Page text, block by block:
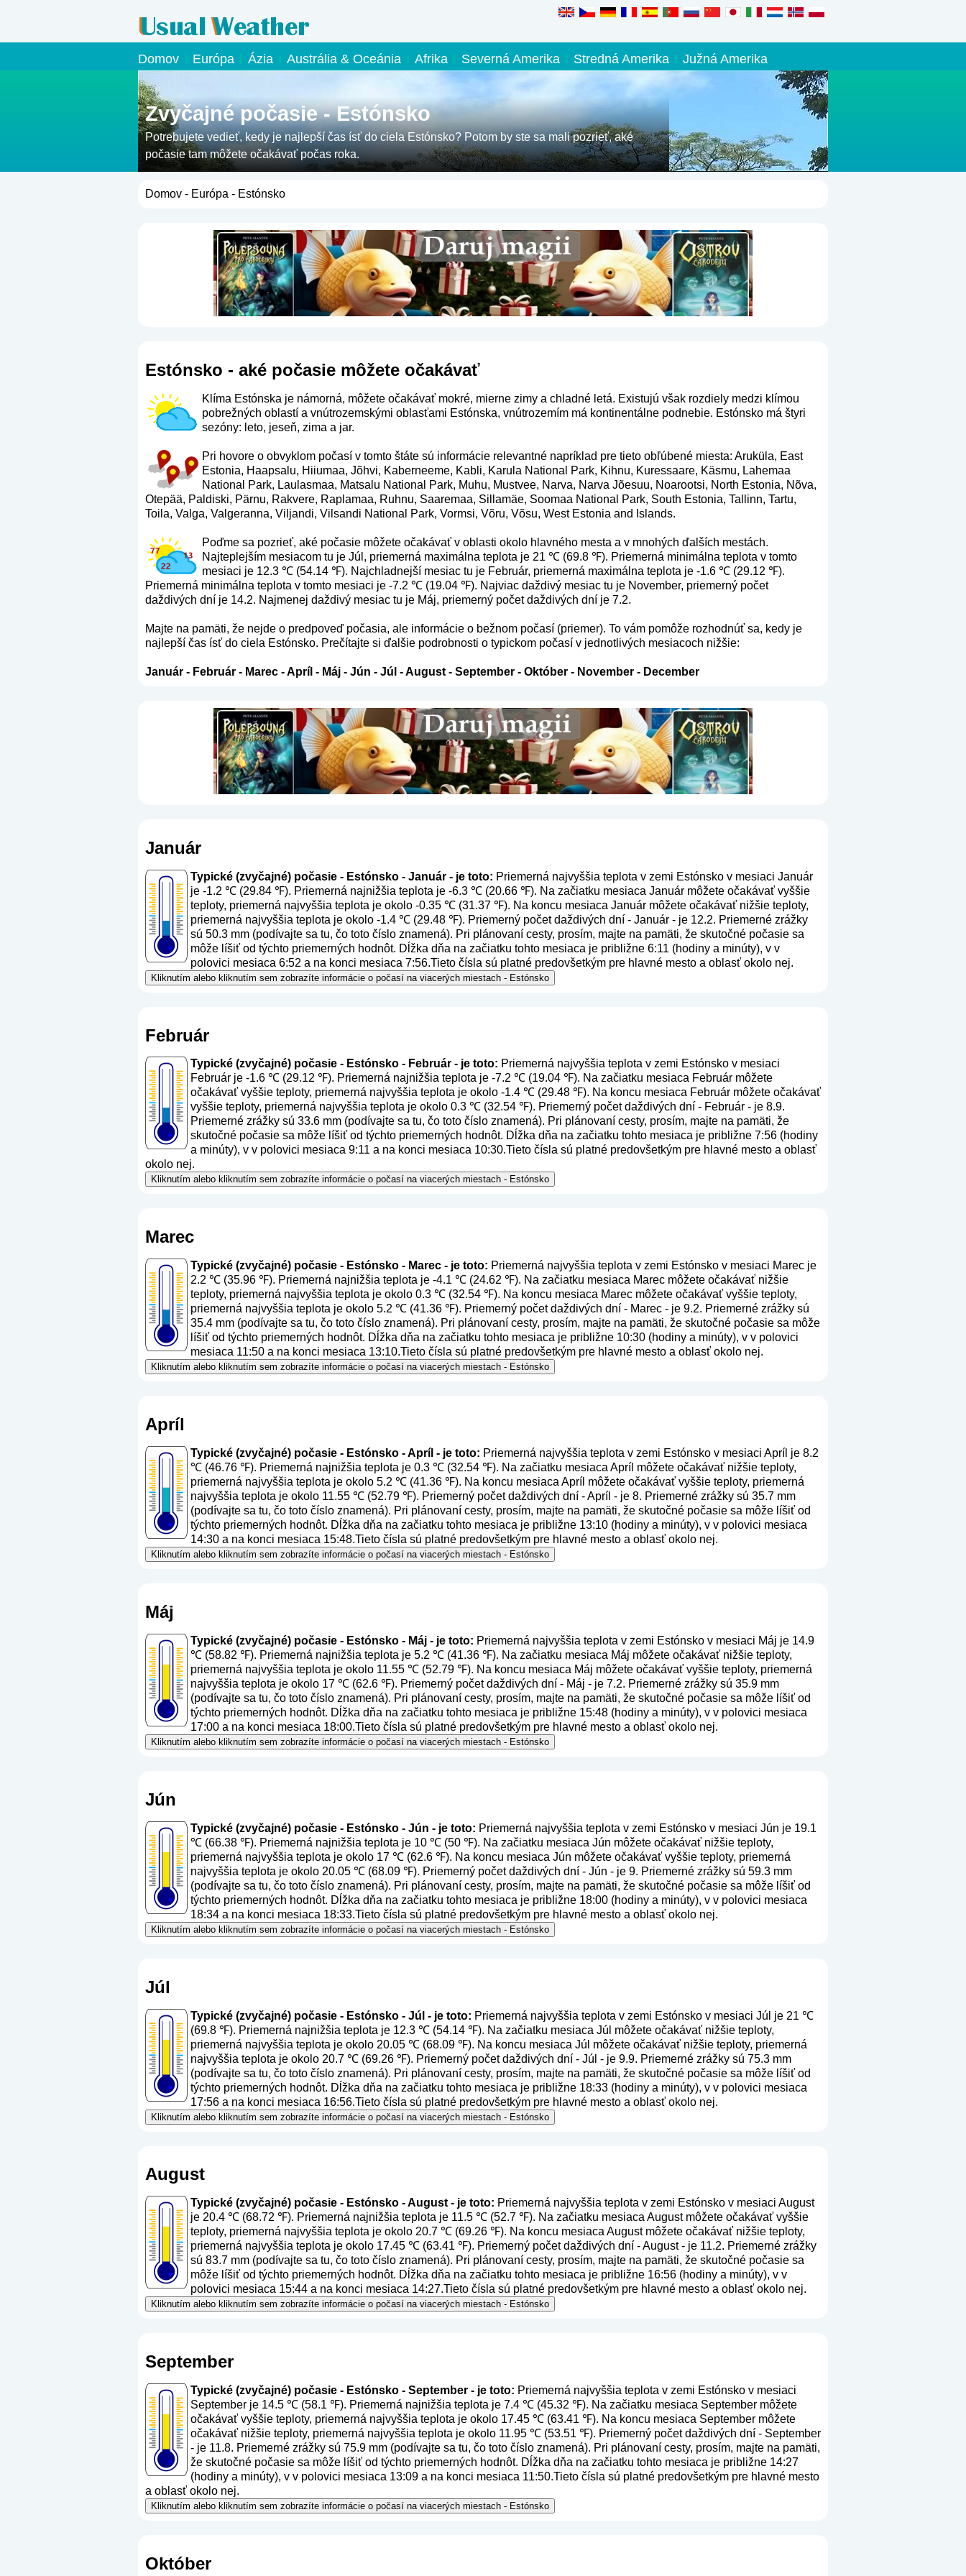
Domov Európa Ázia Austrália & Oceánia Afrika Severná Amerika Stredná Amerika Južná Amerika
Zvyčajné počasie - Estónsko
Potrebujete vedieť, kedy je najlepší čas ísť do ciela Estónsko? Potom by ste sa mali pozrieť, aké
počasie tam môžete očakávať počas roka.
Domov- Európa - Estónsko
Estónsko - aké počasie môžete očakávať
Klíma Estónska je námorná, môžete očakávať mokré, mierne zimy a chladné letá. Existujú však rozdiely medzi klímou
pobrežných oblastí a vnútrozemskými oblasťami Estónska, vnútrozemím má kontinentálne podnebie. Estónsko má štyri
sezóny: leto, jeseň, zima a jar.
Pri hovore o obvyklom počasí v tomto štáte sú informácie relevantné napríklad pre tieto obľúbené miesta: Aruküla, East
Estonia, Haapsalu, Hiiumaa, Jõhvi, Kaberneeme, Kabli, Karula National Park, Kihnu, Kuressaare, Käsmu, Lahemaa
National Park, Laulasmaa, Matsalu National Park, Muhu, Mustvee, Narva, Narva Jõesuu, Noarootsi, North Estonia, Nõva,
Otepää, Paldiski, Pärnu, Rakvere, Raplamaa, Ruhnu, Saaremaa, Sillamäe, Soomaa National Park, South Estonia, Tallinn, Tartu,
Toila, Valga, Valgeranna, Viljandi, Vilsandi National Park, Vormsi, Võru, Võsu, West Estonia and Islands.
Poďme sa pozrieť, aké počasie môžete očakávať v oblasti okolo hlavného mesta a v mnohých ďalších mestách.
Najteplejším mesiacom tu je Júl, priemerná maximálna teplota je 21 ℃ (69.8 ℉). Priemerná minimálna teplota v tomto
mesiaci je 12.3 ℃ (54.14 ℉). Najchladnejší mesiac tu je Február, priemerná maximálna teplota je -1.6 ℃ (29.12 ℉).
Priemerná minimálna teplota v tomto mesiaci je -7.2 ℃ (19.04 ℉). Najviac daždivý mesiac tu je November, priemerný počet
daždivých dní je 14.2. Najmenej daždivý mesiac tu je Máj, priemerný počet daždivých dní je 7.2.
Majte na pamäti, že nejde o predpoveď počasia, ale informácie o bežnom počasí (priemer). To vám pomôže rozhodnúť sa, kedy je
najlepší čas ísť do ciela Estónsko. Prečítajte si ďalšie podrobnosti o typickom počasí v jednotlivých mesiacoch nižšie:
Január- Február- Marec-Apríl - Máj- Jún - Júl -August- September- Október- November- December
Január
Typické (zvyčajné) počasie - Estónsko - Január - je toto: Priemerná najvyššia teplota v zemi Estónsko v mesiaci Január
je -1.2 ℃ (29.84 ℉). Priemerná najnižšia teplota je -6.3 ℃ (20.66 ℉). Na začiatku mesiaca Január môžete očakávať vyššie
teploty, priemerná najvyššia teplota je okolo -0.35 ℃ (31.37 ℉). Na koncu mesiaca Január môžete očakávať nižšie teploty,
priemerná najvyššia teplota je okolo -1.4 ℃ (29.48 ℉). Priemerný počet daždivých dní - Január - je 12.2. Priemerné zrážky
sú 50.3 mm (podívajte sa tu, čo toto číslo znamená). Pri plánovaní cesty, prosím, majte na pamäti, že skutočné počasie sa
môže líšiť od týchto priemerných hodnôt. Dĺžka dňa na začiatku tohto mesiaca je približne 6:11 (hodiny a minúty), v v
polovici mesiaca 6:52 a na konci mesiaca 7:56.Tieto čísla sú platné predovšetkým pre hlavné mesto a oblasť okolo nej.
Kliknutím alebo kliknutím sem zobrazíte informácie o počasí na viacerých miestach - Estónsko
Február
Typické (zvyčajné) počasie - Estónsko - Február - je toto: Priemerná najvyššia teplota v zemi Estónsko v mesiaci
Február je -1.6 ℃ (29.12 ℉). Priemerná najnižšia teplota je -7.2 ℃ (19.04 ℉). Na začiatku mesiaca Február môžete
očakávať vyššie teploty, priemerná najvyššia teplota je okolo -1.4 ℃ (29.48 ℉). Na koncu mesiaca Február môžete očakávať
vyššie teploty, priemerná najvyššia teplota je okolo 0.3 ℃ (32.54 ℉). Priemerný počet daždivých dní - Február - je 8.9.
Priemerné zrážky sú 33.6 mm (podívajte sa tu, čo toto číslo znamená). Pri plánovaní cesty, prosím, majte na pamäti, že
skutočné počasie sa môže líšiť od týchto priemerných hodnôt. Dĺžka dňa na začiatku tohto mesiaca je približne 7:56 (hodiny
a minúty), v v polovici mesiaca 9:11 a na konci mesiaca 10:30.Tieto čísla sú platné predovšetkým pre hlavné mesto a oblasť
okolo nej.
Kliknutím alebo kliknutím sem zobrazíte informácie o počasí na viacerých miestach - Estónsko
Marec
Typické (zvyčajné) počasie - Estónsko - Marec - je toto: Priemerná najvyššia teplota v zemi Estónsko v mesiaci Marec je
2.2 ℃ (35.96 ℉). Priemerná najnižšia teplota je -4.1 ℃ (24.62 ℉). Na začiatku mesiaca Marec môžete očakávať nižšie
teploty, priemerná najvyššia teplota je okolo 0.3 ℃ (32.54 ℉). Na koncu mesiaca Marec môžete očakávať vyššie teploty,
priemerná najvyššia teplota je okolo 5.2 ℃ (41.36 ℉). Priemerný počet daždivých dní - Marec - je 9.2. Priemerné zrážky sú
35.4 mm (podívajte sa tu, čo toto číslo znamená). Pri plánovaní cesty, prosím, majte na pamäti, že skutočné počasie sa môže
líšiť od týchto priemerných hodnôt. Dĺžka dňa na začiatku tohto mesiaca je približne 10:30 (hodiny a minúty), v v polovici
mesiaca 11:50 a na konci mesiaca 13:10.Tieto čísla sú platné predovšetkým pre hlavné mesto a oblasť okolo nej.
Kliknutím alebo kliknutím sem zobrazíte informácie o počasí na viacerých miestach - Estónsko
Apríl
Typické (zvyčajné) počasie - Estónsko - Apríl - je toto: Priemerná najvyššia teplota v zemi Estónsko v mesiaci Apríl je 8.2
℃ (46.76 ℉). Priemerná najnižšia teplota je 0.3 ℃ (32.54 ℉). Na začiatku mesiaca Apríl môžete očakávať nižšie teploty,
priemerná najvyššia teplota je okolo 5.2 ℃ (41.36 ℉). Na koncu mesiaca Apríl môžete očakávať vyššie teploty, priemerná
najvyššia teplota je okolo 11.55 ℃ (52.79 ℉). Priemerný počet daždivých dní - Apríl - je 8. Priemerné zrážky sú 35.7 mm
(podívajte sa tu, čo toto číslo znamená). Pri plánovaní cesty, prosím, majte na pamäti, že skutočné počasie sa môže líšiť od
týchto priemerných hodnôt. Dĺžka dňa na začiatku tohto mesiaca je približne 13:10 (hodiny a minúty), v v polovici mesiaca
14:30 a na konci mesiaca 15:48.Tieto čísla sú platné predovšetkým pre hlavné mesto a oblasť okolo nej.
Kliknutím alebo kliknutím sem zobrazíte informácie o počasí na viacerých miestach - Estónsko
Máj
Typické (zvyčajné) počasie - Estónsko - Máj - je toto: Priemerná najvyššia teplota v zemi Estónsko v mesiaci Máj je 14.9
℃ (58.82 ℉). Priemerná najnižšia teplota je 5.2 ℃ (41.36 ℉). Na začiatku mesiaca Máj môžete očakávať nižšie teploty,
priemerná najvyššia teplota je okolo 11.55 ℃ (52.79 ℉). Na koncu mesiaca Máj môžete očakávať vyššie teploty, priemerná
najvyššia teplota je okolo 17 ℃ (62.6 ℉). Priemerný počet daždivých dní - Máj - je 7.2. Priemerné zrážky sú 35.9 mm
(podívajte sa tu, čo toto číslo znamená). Pri plánovaní cesty, prosím, majte na pamäti, že skutočné počasie sa môže líšiť od
týchto priemerných hodnôt. Dĺžka dňa na začiatku tohto mesiaca je približne 15:48 (hodiny a minúty), v v polovici mesiaca
17:00 a na konci mesiaca 18:00.Tieto čísla sú platné predovšetkým pre hlavné mesto a oblasť okolo nej.
Kliknutím alebo kliknutím sem zobrazíte informácie o počasí na viacerých miestach - Estónsko
Jún
Typické (zvyčajné) počasie - Estónsko - Jún - je toto: Priemerná najvyššia teplota v zemi Estónsko v mesiaci Jún je 19.1
℃ (66.38 ℉). Priemerná najnižšia teplota je 10 ℃ (50 ℉). Na začiatku mesiaca Jún môžete očakávať nižšie teploty,
priemerná najvyššia teplota je okolo 17 ℃ (62.6 ℉). Na koncu mesiaca Jún môžete očakávať vyššie teploty, priemerná
najvyššia teplota je okolo 20.05 ℃ (68.09 ℉). Priemerný počet daždivých dní - Jún - je 9. Priemerné zrážky sú 59.3 mm
(podívajte sa tu, čo toto číslo znamená). Pri plánovaní cesty, prosím, majte na pamäti, že skutočné počasie sa môže líšiť od
týchto priemerných hodnôt. Dĺžka dňa na začiatku tohto mesiaca je približne 18:00 (hodiny a minúty), v v polovici mesiaca
18:34 a na konci mesiaca 18:33.Tieto čísla sú platné predovšetkým pre hlavné mesto a oblasť okolo nej.
Kliknutím alebo kliknutím sem zobrazíte informácie o počasí na viacerých miestach - Estónsko
Júl
Typické (zvyčajné) počasie - Estónsko - Júl - je toto: Priemerná najvyššia teplota v zemi Estónsko v mesiaci Júl je 21 ℃
(69.8 ℉). Priemerná najnižšia teplota je 12.3 ℃ (54.14 ℉). Na začiatku mesiaca Júl môžete očakávať nižšie teploty,
priemerná najvyššia teplota je okolo 20.05 ℃ (68.09 ℉). Na koncu mesiaca Júl môžete očakávať nižšie teploty, priemerná
najvyššia teplota je okolo 20.7 ℃ (69.26 ℉). Priemerný počet daždivých dní - Júl - je 9.9. Priemerné zrážky sú 75.3 mm
(podívajte sa tu, čo toto číslo znamená). Pri plánovaní cesty, prosím, majte na pamäti, že skutočné počasie sa môže líšiť od
týchto priemerných hodnôt. Dĺžka dňa na začiatku tohto mesiaca je približne 18:33 (hodiny a minúty), v v polovici mesiaca
17:56 a na konci mesiaca 16:56.Tieto čísla sú platné predovšetkým pre hlavné mesto a oblasť okolo nej.
Kliknutím alebo kliknutím sem zobrazíte informácie o počasí na viacerých miestach - Estónsko
August
Typické (zvyčajné) počasie - Estónsko - August - je toto: Priemerná najvyššia teplota v zemi Estónsko v mesiaci August
je 20.4 ℃ (68.72 ℉). Priemerná najnižšia teplota je 11.5 ℃ (52.7 ℉). Na začiatku mesiaca August môžete očakávať vyššie
teploty, priemerná najvyššia teplota je okolo 20.7 ℃ (69.26 ℉). Na koncu mesiaca August môžete očakávať nižšie teploty,
priemerná najvyššia teplota je okolo 17.45 ℃ (63.41 ℉). Priemerný počet daždivých dní - August - je 11.2. Priemerné zrážky
sú 83.7 mm (podívajte sa tu, čo toto číslo znamená). Pri plánovaní cesty, prosím, majte na pamäti, že skutočné počasie sa
môže líšiť od týchto priemerných hodnôt. Dĺžka dňa na začiatku tohto mesiaca je približne 16:56 (hodiny a minúty), v v
polovici mesiaca 15:44 a na konci mesiaca 14:27.Tieto čísla sú platné predovšetkým pre hlavné mesto a oblasť okolo nej.
Kliknutím alebo kliknutím sem zobrazíte informácie o počasí na viacerých miestach - Estónsko
September
Typické (zvyčajné) počasie - Estónsko - September - je toto: Priemerná najvyššia teplota v zemi Estónsko v mesiaci
September je 14.5 ℃ (58.1 ℉). Priemerná najnižšia teplota je 7.4 ℃ (45.32 ℉). Na začiatku mesiaca September môžete
očakávať vyššie teploty, priemerná najvyššia teplota je okolo 17.45 ℃ (63.41 ℉). Na koncu mesiaca September môžete
očakávať nižšie teploty, priemerná najvyššia teplota je okolo 11.95 ℃ (53.51 ℉). Priemerný počet daždivých dní - September
- je 11.8. Priemerné zrážky sú 75.9 mm (podívajte sa tu, čo toto číslo znamená). Pri plánovaní cesty, prosím, majte na pamäti,
že skutočné počasie sa môže líšiť od týchto priemerných hodnôt. Dĺžka dňa na začiatku tohto mesiaca je približne 14:27
(hodiny a minúty), v v polovici mesiaca 13:09 a na konci mesiaca 11:50.Tieto čísla sú platné predovšetkým pre hlavné mesto
a oblasť okolo nej.
Kliknutím alebo kliknutím sem zobrazíte informácie o počasí na viacerých miestach - Estónsko
Október